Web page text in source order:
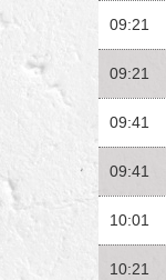
09:21
09:21
09:41
09:41
10:01
10:21